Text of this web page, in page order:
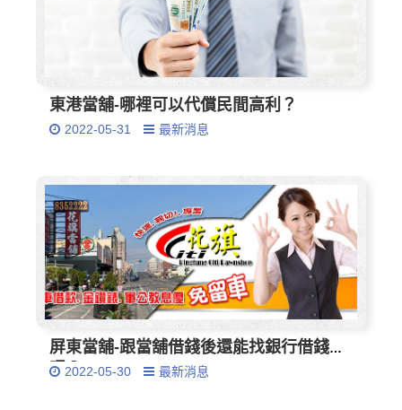
東港當舖-哪裡可以代償民間高利？
2022-05-31 最新消息
屏東當舖-跟當舖借錢後還能找銀行借錢
嗎？2022-05-30 最新消息